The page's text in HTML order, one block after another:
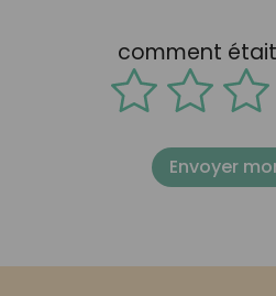
comment
Envoyer